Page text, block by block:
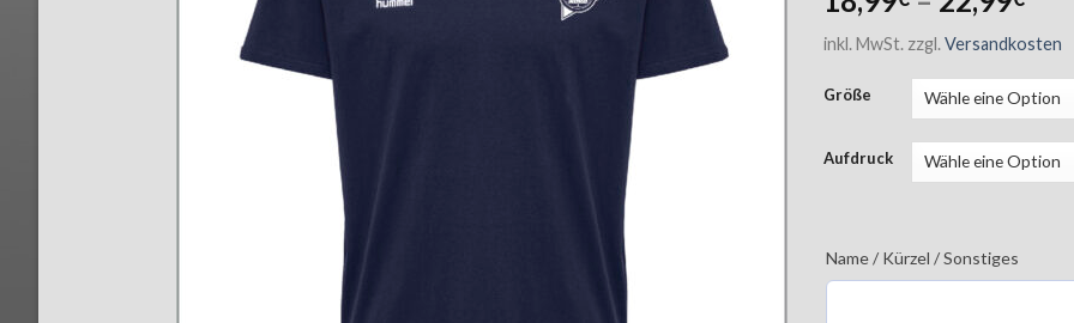
inkl. MwSt. zzgl. Versandkosten
Größe
Aufdruck
Name / Kürzel / Sonstiges